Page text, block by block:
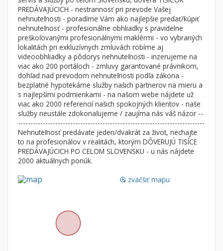
PREDÁVAJÚCICH - nestrannosť pri prevode Vašej
nehnuteľnosti - poradíme Vám ako najlepšie predať/kúpiť
nehnuteľnosť - profesionálne obhliadky s pravidelne
preškoľovanými profesionálnymi maklérmi - vo vybraných
lokalitách pri exkluzívnych zmluvách robíme aj
videoobhliadky a pôdorys nehnuteľnosti - inzerujeme na
viac ako 200 portáloch - zmluvy garantované právnikom,
dohľad nad prevodom nehnuteľnosti podľa zákona -
bezplatné hypotekárne služby našich partnerov na mieru a
s najlepšími podmienkami - na našom webe nájdete už
viac ako 2000 referencií našich spokojných klientov - naše
služby neustále zdokonaľujeme / zaujíma nás váš názor --
---------------------------------------------------------------------------
Nehnuteľnosť predávate jeden/dvakrát za život, nechajte
to na profesionálov v realitách, ktorým DÔVERUJÚ TISÍCE
PREDÁVAJÚCICH PO CELOM SLOVENSKU - u nás nájdete
2000 aktuálnych ponúk.
loupe zväčšiť mapu